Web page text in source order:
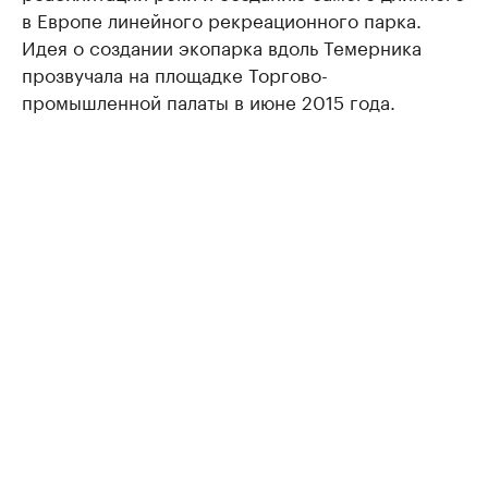
в Европе линейного рекреационного парка.
Идея о создании экопарка вдоль Темерника
прозвучала на площадке Торгово-
промышленной палаты в июне 2015 года.